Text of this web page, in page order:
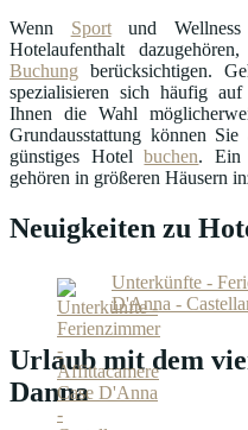
Wenn Sportund Wellness
Hotelaufenthalt
Buchung berücksichtigen.
spezialisieren sich häufig
Ihnen die Wahl
Grundausstattung können
günstiges Hotelbuchen. Ein
gehören in größeren Häusern
Neuigkeiten zu
Unterkünfte -
D'Anna -
Urlaub mit dem
Danna